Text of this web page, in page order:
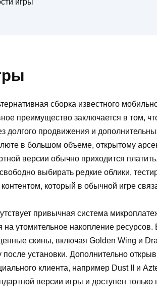
игры
сборка известного
преимущество заключается в том,
долгого продвижения и
в большом объеме, открытому
версии обычно приходится
выбирать редкие облики,
контентом, который в обычной игре
привычная система
на утомительное накопление
скины, включая Golden Wing и
после установки. Дополнительно
клиента, например Dust II и
версии игры и доступен